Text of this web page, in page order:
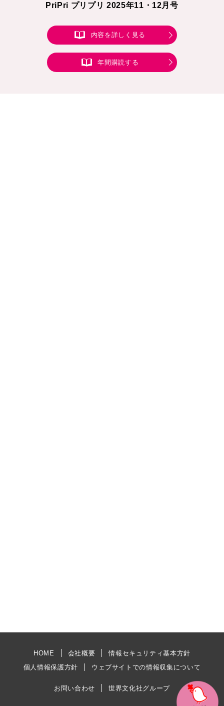
PriPri プリプリ 2025年11・12月号
内容を詳しく見る
年間購読する
HOME 会社概要
情報セキュリティ基本方針
個人情報保護方針
ウェブサイトでの情報収集について
お問い合わせ 世界文化社グループ